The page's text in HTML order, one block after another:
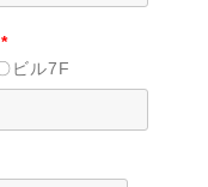
*
ビル7F